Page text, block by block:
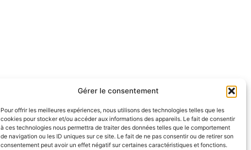
Gérer le consentement
Pour offrir les meilleures expériences, nous utilisons des technologies telles que les
cookies pour stocker et/ou accéder aux informations des appareils. Le fait de consentir
à ces technologies nous permettra de traiter des données telles que le comportement
de navigation ou les ID uniques sur ce site. Le fait de ne pas consentir ou de retirer son
consentement peut avoir un effet négatif sur certaines caractéristiques et fonctions.